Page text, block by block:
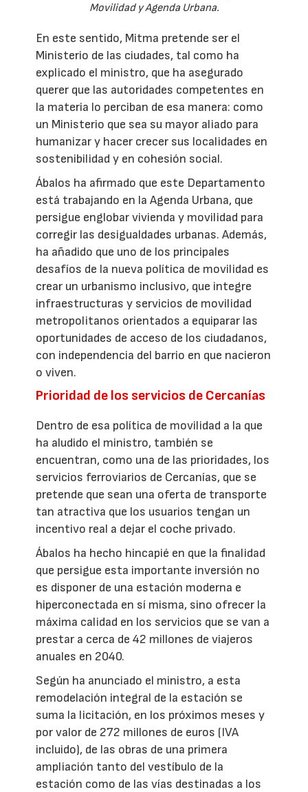
Movilidad y Agenda Urbana.
En este sentido, Mitma pretende ser el
Ministerio de las ciudades, tal como ha
explicado el ministro, que ha asegurado
querer que las autoridades competentes en
la materia lo perciban de esa manera: como
un Ministerio que sea su mayor aliado para
humanizar y hacer crecer sus localidades en
sostenibilidad y en cohesión social.
Ábalos ha afirmado que este Departamento
está trabajando en la Agenda Urbana, que
persigue englobar vivienda y movilidad para
corregir las desigualdades urbanas. Además,
ha añadido que uno de los principales
desafíos de la nueva política de movilidad es
crear un urbanismo inclusivo, que integre
infraestructuras y servicios de movilidad
metropolitanos orientados a equiparar las
oportunidades de acceso de los ciudadanos,
con independencia del barrio en que nacieron
o viven.
Prioridad de los servicios de Cercanías
Dentro de esa política de movilidad a la que
ha aludido el ministro, también se
encuentran, como una de las prioridades, los
servicios ferroviarios de Cercanías, que se
pretende que sean una oferta de transporte
tan atractiva que los usuarios tengan un
incentivo real a dejar el coche privado.
Ábalos ha hecho hincapié en que la finalidad
que persigue esta importante inversión no
es disponer de una estación moderna e
hiperconectada en sí misma, sino ofrecer la
máxima calidad en los servicios que se van a
prestar a cerca de 42 millones de viajeros
anuales en 2040.
Según ha anunciado el ministro, a esta
remodelación integral de la estación se
suma la licitación, en los próximos meses y
por valor de 272 millones de euros (IVA
incluido), de las obras de una primera
ampliación tanto del vestíbulo de la
estación como de las vías destinadas a los